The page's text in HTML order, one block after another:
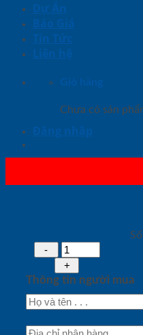
Dự Án
Báo Giá
Tin Tức
Liên hệ
Giỏ hàng
Chưa có sản
Đăng nhập
Thông tin người mua